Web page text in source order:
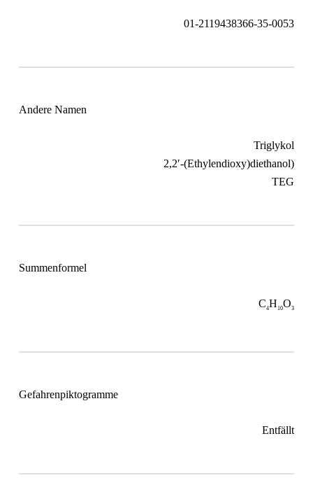
01-2119438366-35-0053
Andere Namen
Triglykol
2,2′-(Ethylendioxy)diethanol)
TEG
Summenformel
C4H10O3
Gefahrenpiktogramme
Entfällt